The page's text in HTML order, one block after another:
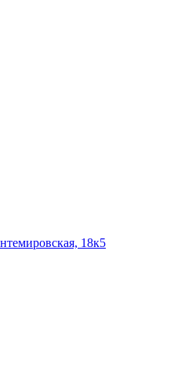
18к5